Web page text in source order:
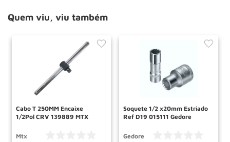
Quem viu, viu também
Cabo T 250MM Encaixe
1/2Pol CRV 139889 MTX
Mtx
Soquete 1/2 x20mm Estriado
Ref D19 015111 Gedore
Gedore